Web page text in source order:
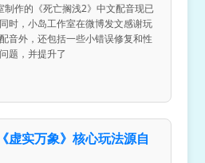
制作的《死亡搁浅2》中文配音现已
时，小岛工作室在微博发文感谢玩
音外，还包括一些小错误修复和性
题，并提升了
虚实万象》核心玩法源自